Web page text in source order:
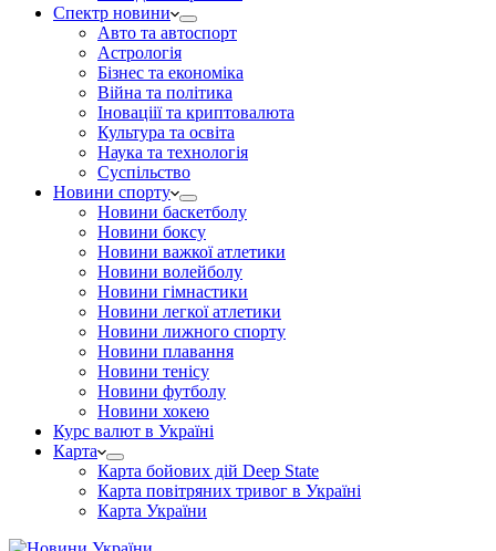
Спектр новини
Авто та автоспорт
Астрологія
Бізнес та економіка
Війна та політика
Іноваціії та криптовалюта
Культура та освіта
Наука та технологія
Суспільство
Новини спорту
Новини баскетболу
Новини боксу
Новини важкої атлетики
Новини волейболу
Новини гімнастики
Новини легкої атлетики
Новини лижного спорту
Новини плавання
Новини тенісу
Новини футболу
Новини хокею
Курс валют в Україні
Карта
Карта бойових дій Deep State
Карта повітряних тривог в Україні
Карта України